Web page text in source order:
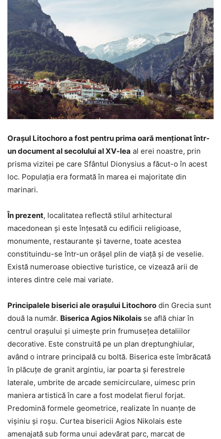
Orașul Litochoro a fost pentru prima oară menționat într-
un document al secolului al XV-lea al erei noastre, prin
prisma vizitei pe care Sfântul Dionysius a făcut-o în acest
loc. Populația era formată în marea ei majoritate din
marinari.
În prezent, localitatea reflectă stilul arhitectural
macedonean și este înțesată cu edificii religioase,
monumente, restaurante și taverne, toate acestea
constituindu-se într-un orășel plin de viață și de veselie.
Există numeroase obiective turistice, ce vizează arii de
interes dintre cele mai variate.
Principalele biserici ale orașului Litochoro din Grecia sunt
două la număr. Biserica Agios Nikolais se află chiar în
centrul orașului și uimește prin frumusețea detaliilor
decorative. Este construită pe un plan dreptunghiular,
având o intrare principală cu boltă. Biserica este îmbrăcată
în plăcuțe de granit argintiu, iar poarta și ferestrele
laterale, umbrite de arcade semicirculare, uimesc prin
maniera artistică în care a fost modelat fierul forjat.
Predomină formele geometrice, realizate în nuanțe de
vișiniu și roșu. Curtea bisericii Agios Nikolais este
amenajată sub forma unui adevărat parc, marcat de